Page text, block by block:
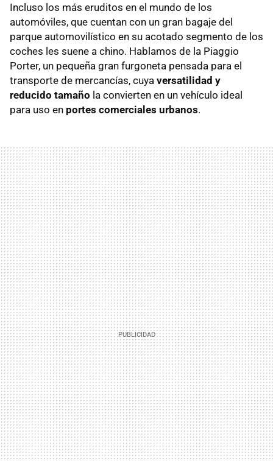
Incluso los más eruditos en el mundo de los
automóviles, que cuentan con un gran bagaje del
parque automovilístico en su acotado segmento de los
coches les suene a chino. Hablamos de la Piaggio
Porter, un pequeña gran furgoneta pensada para el
transporte de mercancías, cuya versatilidad y
reducido tamaño la convierten en un vehículo ideal
para uso en portes comerciales urbanos.